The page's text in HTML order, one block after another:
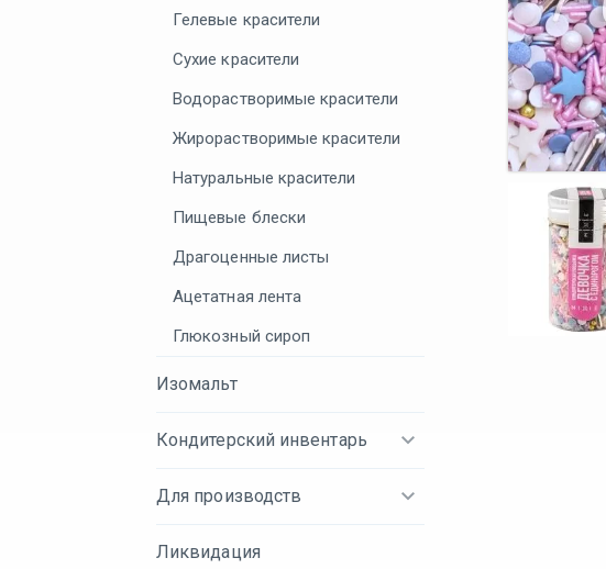
Гелевые красители
Сухие красители
Водорастворимые красители
Жирорастворимые красители
Натуральные красители
Пищевые блески
Драгоценные листы
Ацетатная лента
Глюкозный сироп
Изомальт
Кондитерский инвентарь
Для производств
Ликвидация